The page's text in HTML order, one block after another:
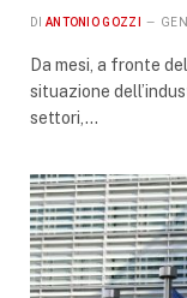
DI ANTONIO GOZZI
Da mesi, a fronte
situazione
settori,…